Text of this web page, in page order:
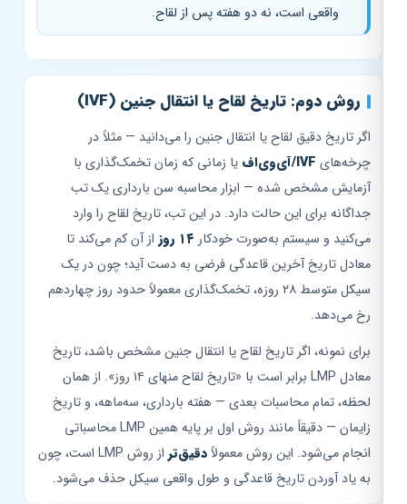
واقعی است، نه دو هفته پس از لقاح.
روش دوم: تاریخ لقاح یا انتقال جنین (IVF)
اگر تاریخ دقیق لقاح یا انتقال جنین را می‌دانید — مثلاً در
چرخه‌هایIVF/آی‌وی‌اف
یا زمانی که زمان تخمک‌گذاری با
آزمایش مشخص شده — ابزار محاسبه سن بارداری یک تب
جداگانه برای این حالت دارد. در این تب، تاریخ لقاح را وارد
می‌کنید و سیستم به‌صورت خودکار۱۴ روز
از آن کم می‌کند تا
معادل تاریخ آخرین قاعدگی فرضی به دست آید؛ چون در یک
سیکل متوسط ۲۸ روزه، تخمک‌گذاری معمولاً حدود روز چهاردهم
رخ می‌دهد.
برای نمونه، اگر تاریخ لقاح یا انتقال جنین مشخص باشد، تاریخ
معادل LMP برابر است با «تاریخ لقاح منهای ۱۴ روز». از همان
لحظه، تمام محاسبات بعدی — هفته بارداری، سه‌ماهه، و تاریخ
زایمان — دقیقاً مانند روش اول بر پایه همین LMP محاسباتی
انجام می‌شود. این روش معمولاًدقیق‌تر
از روش LMP است، چون
به یاد آوردن تاریخ قاعدگی و طول واقعی سیکل حذف می‌شود.